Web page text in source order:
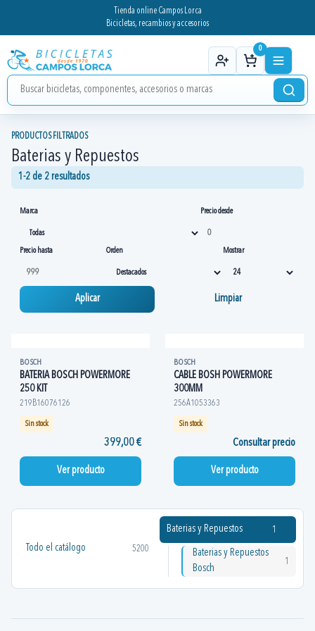
Tienda online Campos Lorca
Bicicletas, recambios y accesorios
0
Todo el catálogo 5200
Baterias y Repuestos 1
Baterias y Repuestos
Bosch
1
PRODUCTOS FILTRADOS
Baterias y Repuestos
1-2 de 2 resultados
Marca Precio desde
Precio hasta Orden Mostrar
Aplicar Limpiar
BOSCH
BATERIA BOSCH POWERMORE
250 KIT
219B16076126
Sin stock
399,00 €
Ver producto
BOSCH
CABLE BOSH POWERMORE
300MM
256A1053363
Sin stock
Consultar precio
Ver producto